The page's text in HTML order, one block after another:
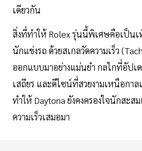
เดียวกัน
สิ่งที่ทำให้ Rolex รุ่นนี้พิเศษคือเป็นเ
นักแข่งรถ ด้วยสเกลวัดความเร็ว
ออกแบบมาอย่างแม่นยำ กลไกที่อัปเ
เสถียร และดีไซน์ที่สวยงามเหนือกา
ทำให้ Daytona ยังคงครองใจนักสะส
ความเร็วเสมอมา